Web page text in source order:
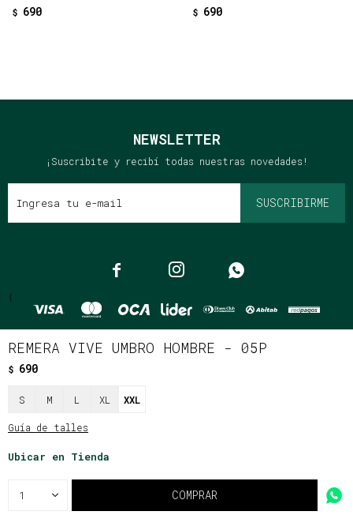
REMERA VIVE UMBRO HOMBRE - 05P
$ 690
S M L XL XXL
Guía de talles
Ubicar en Tienda
1 COMPRAR
$ 690 $ 690
NEWSLETTER
¡Suscribite y recibí todas nuestras novedades!
SUSCRIBIRME
  
{
Fenicio